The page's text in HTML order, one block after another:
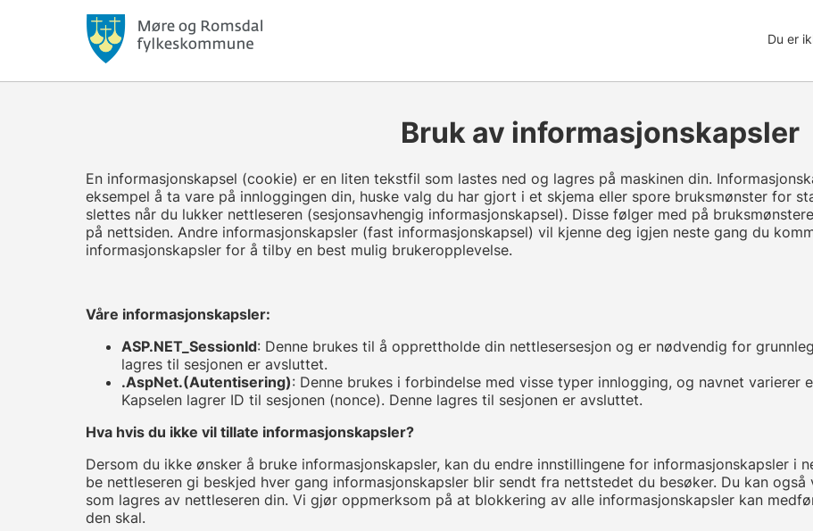
Du er
Bruk av informasjonskapsler
En informasjonskapsel (cookie) er en liten tekstfil som lastes ned og lagres på maskinen din.
eksempel å ta vare på innloggingen din, huske valg du har gjort i et skjema eller spore bruksmønster for
slettes når du lukker nettleseren (sesjonsavhengig informasjonskapsel). Disse følger med på
på nettsiden. Andre informasjonskapsler (fast informasjonskapsel) vil kjenne deg igjen neste gang du
informasjonskapsler for å tilby en best mulig brukeropplevelse.
Våre informasjonskapsler:
ASP.NET_SessionId: Denne brukes til å opprettholde din nettlesersesjon og er nødvendig for
lagres til sesjonen er avsluttet.
.AspNet.(Autentisering): Denne brukes i forbindelse med visse typer innlogging, og navnet varierer
Kapselen lagrer ID til sesjonen (nonce). Denne lagres til sesjonen er avsluttet.
Hva hvis du ikke vil tillate informasjonskapsler?
Dersom du ikke ønsker å bruke informasjonskapsler, kan du endre innstillingene for informasjonskapsler i
be nettleseren gi beskjed hver gang informasjonskapsler blir sendt fra nettstedet du besøker. Du kan
som lagres av nettleseren din. Vi gjør oppmerksom på at blokkering av alle informasjonskapsler kan
den skal.